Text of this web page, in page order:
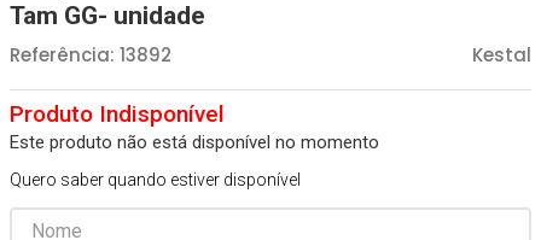
Tam GG- unidade
Kestal
Referência: 13892
Este produto não está disponível no momento
Quero saber quando estiver disponível
2 Fralda Geriatrica
3º Luva Latex
4º Littmann
5º Absorvente Geriatrico
6 º Estetoscopio Littmann
Aparelho Pressão